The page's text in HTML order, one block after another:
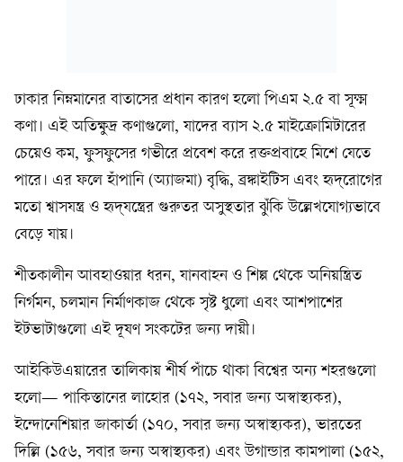
ঢাকার নিম্নমানের বাতাসের প্রধান কারণ হলো পিএম ২.৫ বা সূক্ষ্ম
কণা। এই অতিক্ষুদ্র কণাগুলো, যাদের ব্যাস ২.৫ মাইক্রোমিটারের
চেয়েও কম, ফুসফুসের গভীরে প্রবেশ করে রক্তপ্রবাহে মিশে যেতে
পারে। এর ফলে হাঁপানি (অ্যাজমা) বৃদ্ধি, ব্রঙ্কাইটিস এবং হৃদ্‌রোগের
মতো শ্বাসযন্ত্র ও হৃদ্‌যন্ত্রের গুরুতর অসুস্থতার ঝুঁকি উল্লেখযোগ্যভাবে
বেড়ে যায়।
শীতকালীন আবহাওয়ার ধরন, যানবাহন ও শিল্প থেকে অনিয়ন্ত্রিত
নির্গমন, চলমান নির্মাণকাজ থেকে সৃষ্ট ধুলো এবং আশপাশের
ইটভাটাগুলো এই দূষণ সংকটের জন্য দায়ী।
আইকিউএয়ারের তালিকায় শীর্ষ পাঁচে থাকা বিশ্বের অন্য শহরগুলো
হলো— পাকিস্তানের লাহোর (১৭২, সবার জন্য অস্বাস্থ্যকর),
ইন্দোনেশিয়ার জাকার্তা (১৭০, সবার জন্য অস্বাস্থ্যকর), ভারতের
দিল্লি (১৫৬, সবার জন্য অস্বাস্থ্যকর) এবং উগান্ডার কামপালা (১৫২,